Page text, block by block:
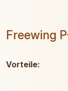
Freewing
Vorteile: